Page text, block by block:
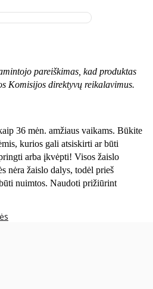
pareiškimas, kad produktas
Komisijos direktyvų reikalavimus.
36 mėn. amžiaus vaikams. Būkite
kurios gali atsiskirti ar būti
arba įkvėpti! Visos žaislо
nėra žaislo dalys, todėl prieš
nuimtos. Naudoti prižiūrint